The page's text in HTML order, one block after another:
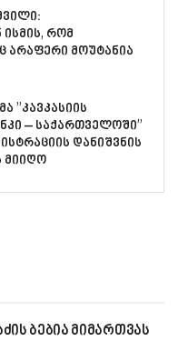
რომ
არაფერი მოუტანია
”კავკასიის
– საქართველოში”
დანიშვნის
მიიღო
ბებია მიმართვას